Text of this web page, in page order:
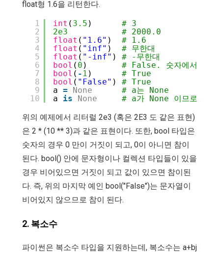
float형 1.6을 리턴한다.
1
2
3
4
5
6
7
8
9
10
int ( 3.5 ) # 3
2e3
# 2000.0
float ( "1.6" ) # 1.6
float ( "inf" ) # 무한대
float ( "-inf" ) # -무한대
bool ( 0 ) # False. 숫자에서 0
bool ( - 1 ) # True
bool ( "False" ) # True
a = None
# a는 None
a is None
# a가 None 이므로
위의 예제에서 리터럴 2e3 (혹은 2E3 도 같은 표현)
은 2 * (10 ** 3)과 같은 표현이다. 또한, bool 타입은
숫자의 경우 0 만이 거짓이 되고, 0이 아니면 참이
된다. bool() 안에 문자형이나 컬렉션 타입들이 있을
경우 비어있으면 거짓이 되고 값이 있으면 참이된
다. 즉, 위의 마지막 예인 bool("False")는 문자열이
비어있지 않으므로 참이 된다.
2. 복소수
파이썬은 복소수 타입을 지원하는데, 복소수는 a+bj